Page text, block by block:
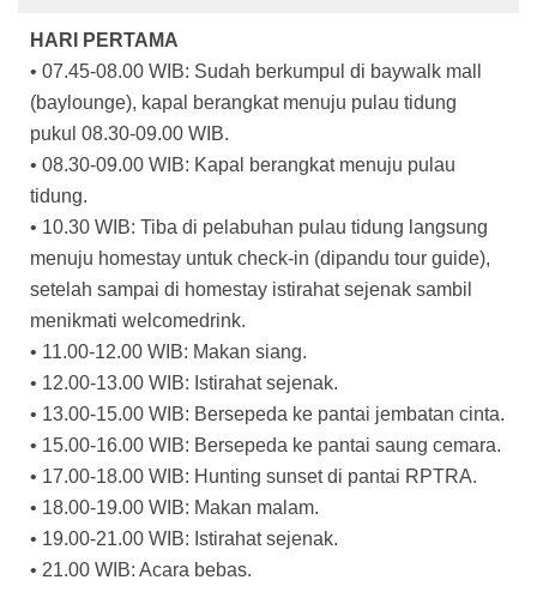
HARI PERTAMA
• 07.45-08.00 WIB: Sudah berkumpul di baywalk mall
(baylounge), kapal berangkat menuju pulau tidung
pukul 08.30-09.00 WIB.
• 08.30-09.00 WIB: Kapal berangkat menuju pulau
tidung.
• 10.30 WIB: Tiba di pelabuhan pulau tidung langsung
menuju homestay untuk check-in (dipandu tour guide),
setelah sampai di homestay istirahat sejenak sambil
menikmati welcomedrink.
• 11.00-12.00 WIB: Makan siang.
• 12.00-13.00 WIB: Istirahat sejenak.
• 13.00-15.00 WIB: Bersepeda ke pantai jembatan cinta.
• 15.00-16.00 WIB: Bersepeda ke pantai saung cemara.
• 17.00-18.00 WIB: Hunting sunset di pantai RPTRA.
• 18.00-19.00 WIB: Makan malam.
• 19.00-21.00 WIB: Istirahat sejenak.
• 21.00 WIB: Acara bebas.